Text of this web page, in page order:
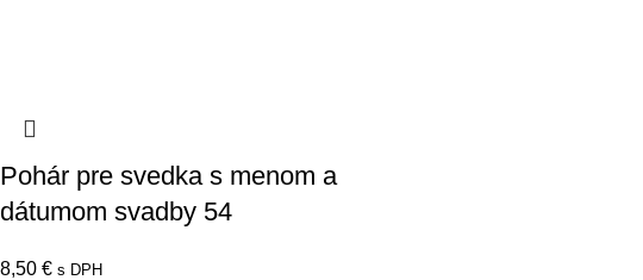
Pohár pre svedka s menom a
dátumom svadby 54
8,50 € s DPH